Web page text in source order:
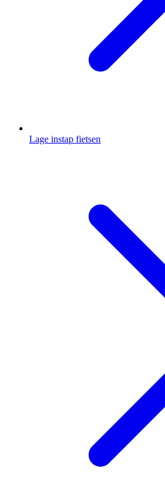
Lage instap fietsen